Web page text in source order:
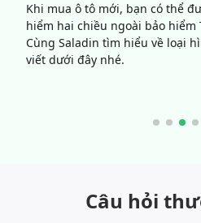
Khi mua ô tô mới, bạn có thể
hiểm hai chiều ngoài bảo hiểm
Cùng Saladin tìm hiểu về loại
viết dưới đây nhé.
Câu hỏi